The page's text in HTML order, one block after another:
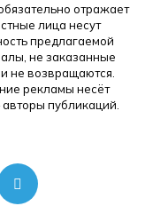
отражает
лица несут
предлагаемой
не заказанные
не возвращаются.
рекламы несёт
публикаций.